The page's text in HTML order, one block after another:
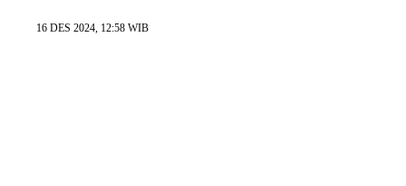
16 DES 2024, 12:58 WIB